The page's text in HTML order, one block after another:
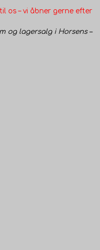
os – vi åbner gerne efter
og lagersalg i Horsens –